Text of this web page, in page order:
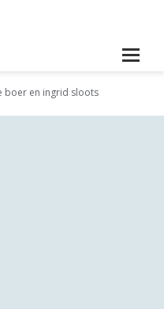
boer en ingrid sloots